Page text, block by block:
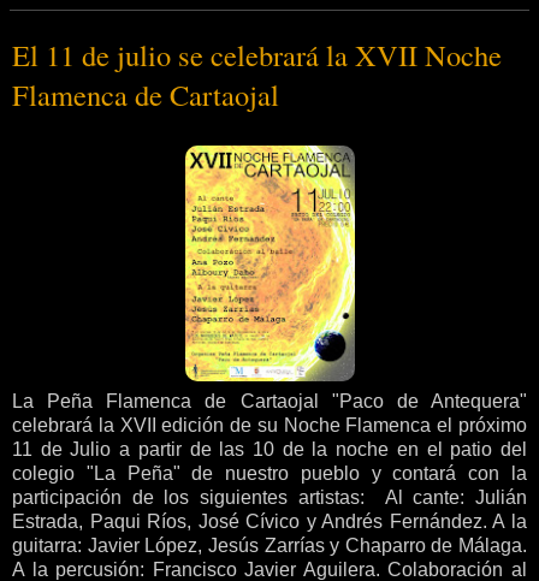
El 11 de julio se celebrará la XVII Noche
Flamenca de Cartaojal
La Peña Flamenca de Cartaojal "Paco de Antequera"
celebrará la XVII edición de su Noche Flamenca el próximo
11 de Julio a partir de las 10 de la noche en el patio del
colegio "La Peña" de nuestro pueblo y contará con la
participación de los siguientes artistas: Al cante: Julián
Estrada, Paqui Ríos, José Cívico y Andrés Fernández. A la
guitarra: Javier López, Jesús Zarrías y Chaparro de Málaga.
A la percusión: Francisco Javier Aguilera. Colaboración al